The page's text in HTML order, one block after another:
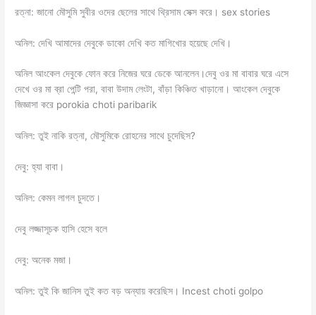
রত্না: জানো মৌসুমি সুবীর ওদের ছেলের সাথে থ্রিসাম সেক্স করে। sex stories
অনিল: দেখি আমাদের দেবুকে ডাকো দেখি কত মাগিখোর হয়েছে দেখি।
অনিল আংকেল দেবুকে ফোন করে নিজের ঘরে ডেকে আনলেন।দেবু ওর মা বাবার ঘরে এসে
দেখে ওর মা ব্রা পেন্টি পরা, বাবা উদাম লেংটা, বাঁড়া কিঞ্চিত খাড়ানো। আংকেল দেবুকে
জিজ্ঞাসা করে porokia choti paribarik
অনিল: তুই নাকি রত্না, মৌসুমিকে রোহনের সাথে চুদেছিস?
দেবু: হ্যা বাবা।
অনিল: কেমন লাগল চুদতে।
দেবু লজ্জাসূচক হাসি হেসে বলে
দেবু: অনেক মজা।
অনিল: তুই কি জানিস তুই কত বড় অন্যায় করেছিস। Incest choti golpo